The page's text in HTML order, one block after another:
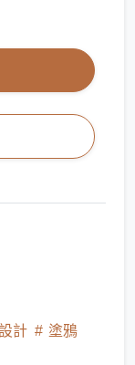
計
塗鴉